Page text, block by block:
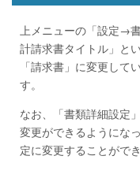
上メニューの「設定→
計請求書タイトル」と
「請求書」に変更して
す。
なお、「書類詳細設定
変更ができるようにな
定に変更することがで